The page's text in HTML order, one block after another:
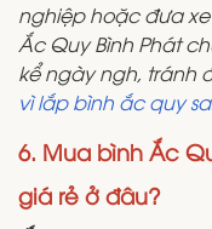
nghiệp hoặc đưa
Ắc Quy Bình Phát
kể ngày ngh, tránh
vì lắp bình ắc quy
6. Mua bình Ắc
giá rẻ ở đâu?